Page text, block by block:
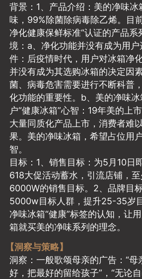
背景：1、产品介绍：美的净味冰
味，99%除菌除病毒除乙烯。目
净化健康保鲜标准“认证的产品系
境：a、净化功能并没有成为用
件：后疫情时代，用户对冰箱净
并没有成为其选购冰箱的决定因
菌、病毒危害需要进行不断科普
化功能的重要性。b、美的净味
户“健康冰箱”心智：19年美的上
大量同质化产品上市，消费者难
果。美的净味冰箱，希望占位用
智。
目标：1、销售目标：为5月10日
618大促活动蓄水，引流店铺，
6000W的销售目标。2、品牌目
5000w目标人群，提升25-35岁
净味冰箱“健康”标签的认知，让
箱就买美的净味系列的理念。
【洞察与策略】
洞察：一般歌颂母亲的广告：“母
好，把最好的留给孩子”，“无论